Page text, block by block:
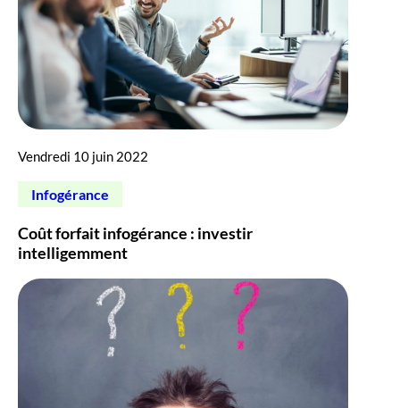
Vendredi 10 juin 2022
Infogérance
Coût forfait infogérance : investir
intelligemment